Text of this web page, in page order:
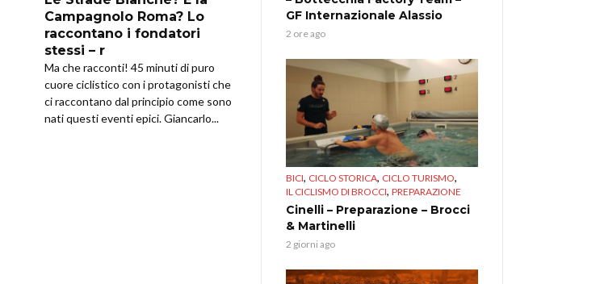
Campagnolo Roma? Lo
raccontano i fondatori
stessi – r
Ma che racconti! 45 minuti di puro
cuore ciclistico con i protagonisti che
ci raccontano dal principio come sono
nati questi eventi epici. Giancarlo...
GF Internazionale Alassio
2 ore ago
BICI, CICLO STORICA, CICLO TURISMO,
IL CICLISMO DI BROCCI, PREPARAZIONE
Cinelli – Preparazione – Brocci
& Martinelli
2 giorni ago